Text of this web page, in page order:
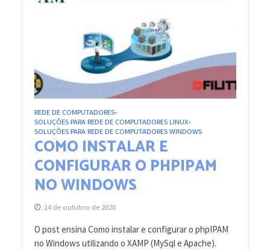
REDE DE COMPUTADORES•
SOLUÇÕES PARA REDE DE COMPUTADORES LINUX•
SOLUÇÕES PARA REDE DE COMPUTADORES WINDOWS
COMO INSTALAR E
CONFIGURAR O PHPIPAM
NO WINDOWS
14 de outubro de 2020
O post ensina Como instalar e configurar o phpIPAM
no Windows utilizando o XAMP (MySql e Apache).